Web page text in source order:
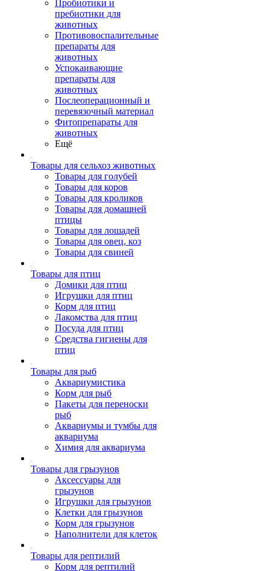
Пробиотики и
пребиотики для
животных
Противовоспалительные
препараты для
животных
Успокаивающие
препараты для
животных
Послеоперационный и
перевязочный материал
Фитопрепараты для
животных
Ещё
Товары для сельхоз животных
Товары для голубей
Товары для коров
Товары для кроликов
Товары для домашней
птицы
Товары для лошадей
Товары для овец, коз
Товары для свиней
Товары для птиц
Домики для птиц
Игрушки для птиц
Корм для птиц
Лакомства для птиц
Посуда для птиц
Средства гигиены для
птиц
Товары для рыб
Аквариумистика
Корм для рыб
Пакеты для переноски
рыб
Аквариумы и тумбы для
аквариума
Химия для аквариума
Товары для грызунов
Аксессуары для
грызунов
Игрушки для грызунов
Клетки для грызунов
Корм для грызунов
Наполнители для клеток
Товары для рептилий
Корм для рептилий